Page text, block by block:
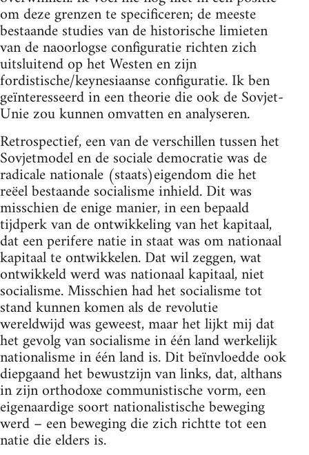
om deze grenzen te specificeren; de meeste
bestaande studies van de historische limieten
van de naoorlogse configuratie richten zich
uitsluitend op het Westen en zijn
fordistische/keynesiaanse configuratie. Ik ben
geïnteresseerd in een theorie die ook de Sovjet-
Unie zou kunnen omvatten en analyseren.
Retrospectief, een van de verschillen tussen het
Sovjetmodel en de sociale democratie was de
radicale nationale (staats)eigendom die het
reëel bestaande socialisme inhield. Dit was
misschien de enige manier, in een bepaald
tijdperk van de ontwikkeling van het kapitaal,
dat een perifere natie in staat was om nationaal
kapitaal te ontwikkelen. Dat wil zeggen, wat
ontwikkeld werd was nationaal kapitaal, niet
socialisme. Misschien had het socialisme tot
stand kunnen komen als de revolutie
wereldwijd was geweest, maar het lijkt mij dat
het gevolg van socialisme in één land werkelijk
nationalisme in één land is. Dit beïnvloedde ook
diepgaand het bewustzijn van links, dat, althans
in zijn orthodoxe communistische vorm, een
eigenaardige soort nationalistische beweging
werd – een beweging die zich richtte tot een
natie die elders is.